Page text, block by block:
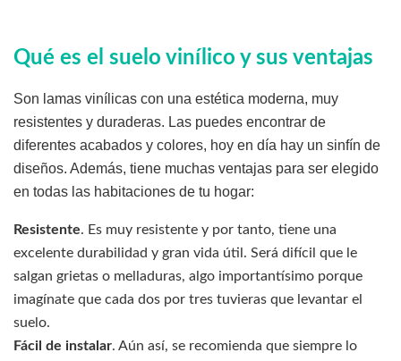
Qué es el suelo vinílico y sus ventajas
Son lamas vinílicas con una estética moderna, muy
resistentes y duraderas. Las puedes encontrar de
diferentes acabados y colores, hoy en día hay un sinfín de
diseños. Además, tiene muchas ventajas para ser elegido
en todas las habitaciones de tu hogar:
Resistente. Es muy resistente y por tanto, tiene una
excelente durabilidad y gran vida útil. Será difícil que le
salgan grietas o melladuras, algo importantísimo porque
imagínate que cada dos por tres tuvieras que levantar el
suelo.
Fácil de instalar. Aún así, se recomienda que siempre lo